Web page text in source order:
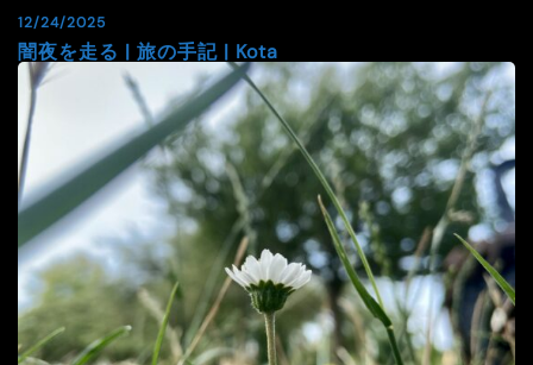
12/24/2025
闇夜を走る | 旅の手記 | Kota